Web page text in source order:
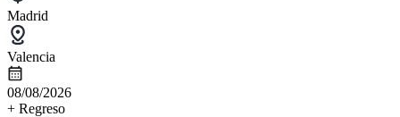
Madrid
Valencia
08/08/2026
+ Regreso